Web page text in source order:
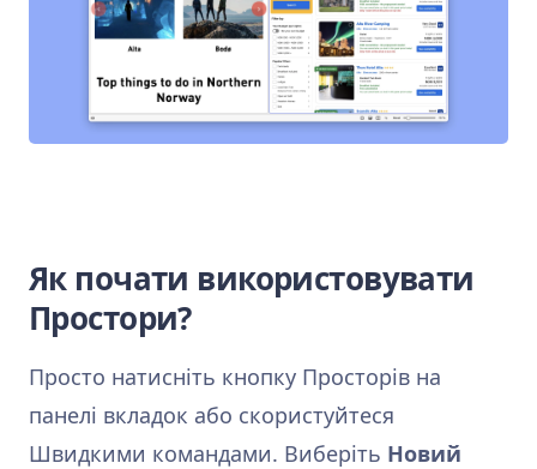
Як почати використовувати
Простори?
Просто натисніть кнопку Просторів на
панелі вкладок або скористуйтеся
Швидкими командами. Виберіть Новий